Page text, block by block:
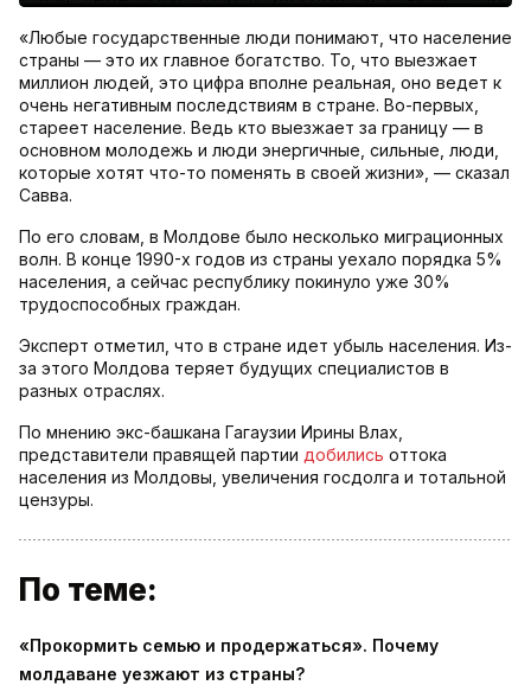
«Любые государственные люди понимают, что население
страны — это их главное богатство. То, что выезжает
миллион людей, это цифра вполне реальная, оно ведет к
очень негативным последствиям в стране. Во-первых,
стареет население. Ведь кто выезжает за границу — в
основном молодежь и люди энергичные, сильные, люди,
которые хотят что-то поменять в своей жизни», — сказал
Савва.
По его словам, в Молдове было несколько миграционных
волн. В конце 1990-х годов из страны уехало порядка 5%
населения, а сейчас республику покинуло уже 30%
трудоспособных граждан.
Эксперт отметил, что в стране идет убыль населения. Из-
за этого Молдова теряет будущих специалистов в
разных отраслях.
По мнению экс-башкана Гагаузии Ирины Влах,
представители правящей партии добились оттока
населения из Молдовы, увеличения госдолга и тотальной
цензуры.
По теме:
«Прокормить семью и продержаться». Почему
молдаване уезжают из страны?